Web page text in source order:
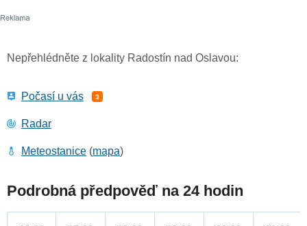
Nepřehlédněte z lokality Radostín nad Oslavou:
Počasí u vás 3
Radar
Meteostanice (mapa)
Podrobná předpověď na 24 hodin